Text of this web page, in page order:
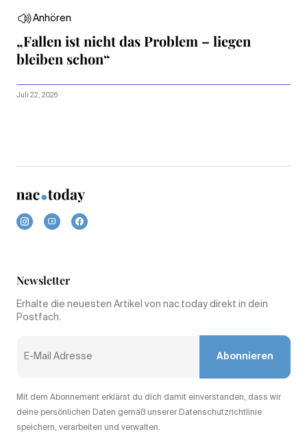
Anhören
„Fallen ist nicht das Problem – liegen
bleiben schon“
Juli 22, 2026
Newsletter
Erhalte die neuesten Artikel von nac.today direkt in dein
Postfach.
Abonnieren
Mit dem Abonnement erklärst du dich damit einverstanden, dass wir
deine persönlichen Daten gemäß unserer Datenschutzrichtlinie
speichern, verarbeiten und verwalten.